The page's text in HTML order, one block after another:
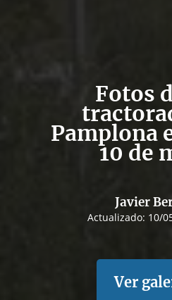
Fotos
Pamplona
10 de
Javier
Actualizado: 10/
Ver